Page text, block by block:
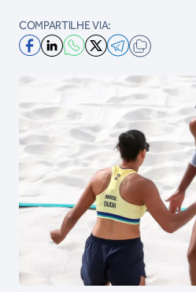
COMPARTILHE VIA: